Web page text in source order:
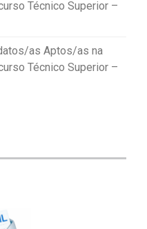
Técnico Superior –
as Aptos/as na
Técnico Superior –